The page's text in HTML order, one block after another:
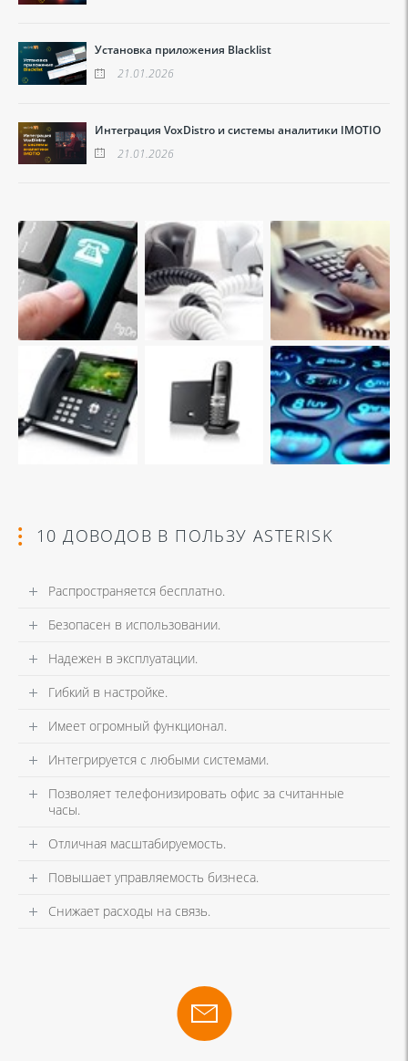
Установка приложения Blacklist
21.01.2026
Интеграция VoxDistro и системы аналитики IMOTIO
21.01.2026
10 ДОВОДОВ В ПОЛЬЗУ ASTERISK
Распространяется бесплатно.
Безопасен в использовании.
Надежен в эксплуатации.
Гибкий в настройке.
Имеет огромный функционал.
Интегрируется с любыми системами.
Позволяет телефонизировать офис за считанные
часы.
Отличная масштабируемость.
Повышает управляемость бизнеса.
Снижает расходы на связь.